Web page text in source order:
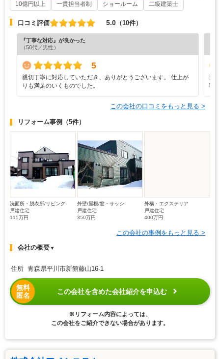
10億円以上
一貫担当者制 ショールーム 二級建築士
口コミ評価 5.0 （10件）
『丁寧な対応』が良かった
（50代／男性）
5
親切丁寧に対応していただき、ありがとうございます。 仕上が
りも満足のいくものでした。
契
職
この会社の口コミをもっと見る >
リフォーム事例 （5件）
洗面所・脱衣所/リビング
戸建住宅
115万円
外壁/屋根/窓・サッシ
戸建住宅
350万円
外構・エクステリア
戸建住宅
400万円
この会社の事例をもっと見る >
会社の概要▼
住所 青森県平川市新館藤山16-1
無料
匿名
この会社を含めた会社紹介を申込む
※リフォーム内容によっては、
この会社をご紹介できない場合があります。